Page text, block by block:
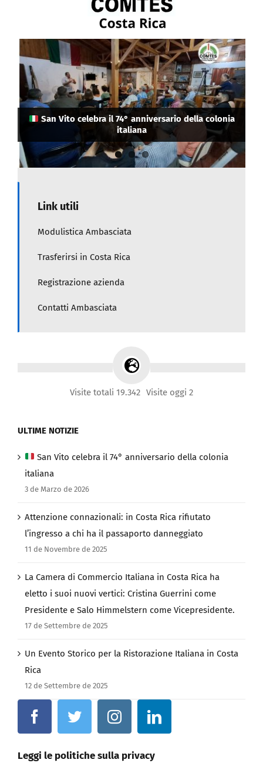
San Vito celebra il 74° anniversario della colonia
italiana
Attenzione connazionali: in Costa Rica rifiutato
l’ingresso a chi ha il passaporto danneggiato
La Camera di Commercio Italiana in Costa Rica ha
eletto i suoi nuovi vertici: Cristina Guerrini come
Presidente e Salo Himmelstern come
Vicepresidente.
Link utili
Modulistica Ambasciata
Trasferirsi in Costa Rica
Registrazione azienda
Contatti Ambasciata
Visite totali 19.342 Visite oggi 2
ULTIME NOTIZIE
San Vito celebra il 74° anniversario della colonia
italiana
3 de Marzo de 2026
Attenzione connazionali: in Costa Rica rifiutato
l’ingresso a chi ha il passaporto danneggiato
11 de Novembre de 2025
La Camera di Commercio Italiana in Costa Rica ha
eletto i suoi nuovi vertici: Cristina Guerrini come
Presidente e Salo Himmelstern come Vicepresidente.
17 de Settembre de 2025
Un Evento Storico per la Ristorazione Italiana in Costa
Rica
12 de Settembre de 2025
Leggi le politiche sulla privacy